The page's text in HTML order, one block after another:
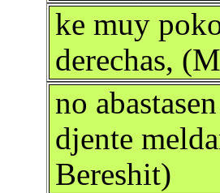
ke muy
derechas,
no
djente
Bereshit)